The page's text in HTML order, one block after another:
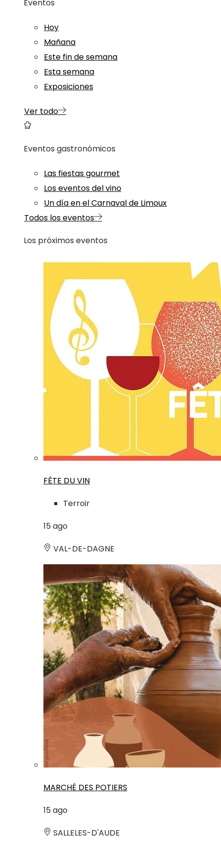
Eventos
Hoy
Mañana
Este fin de semana
Esta semana
Exposiciones
Ver todo
Eventos gastronómicos
Las fiestas gourmet
Los eventos del vino
Un día en el Carnaval de Limoux
Todos los eventos
Los próximos eventos
FÊTE DU VIN
Terroir
15 ago
VAL-DE-DAGNE
MARCHÉ DES POTIERS
15 ago
SALLELES-D'AUDE